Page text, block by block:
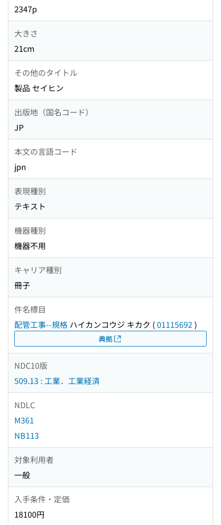
2347p
大きさ
21cm
その他のタイトル
製品 セイヒン
出版地（国名コード）
JP
本文の言語コード
jpn
表現種別
テキスト
機器種別
機器不用
キャリア種別
冊子
件名標目
配管工事--規格 ハイカンコウジ キカク (01115692 )
典拠
NDC10版
509.13 : 工業．工業経済
NDLC
M361
NB113
対象利用者
一般
入手条件・定価
18100円